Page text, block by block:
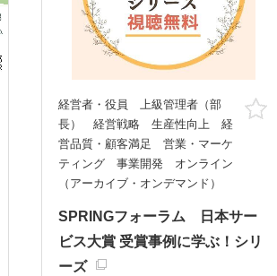
お気に入り経営者・役員 上級管理者（部
長） 経営戦略 生産性向上 経
営品質・顧客満足 営業・マーケ
ティング 事業開発 オンライン
（アーカイブ・オンデマンド）
SPRINGフォーラム 日本サー
ビス大賞 受賞事例に学ぶ！シリ
ーズ